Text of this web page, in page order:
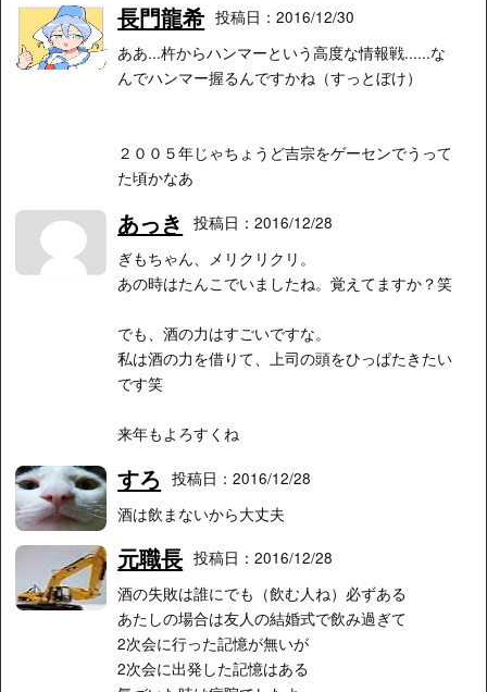
長門龍希 投稿日：2016/12/30
ああ...杵からハンマーという高度な情報戦......な
んでハンマー握るんですかね（すっとぼけ）
２００５年じゃちょうど吉宗をゲーセンでうって
た頃かなあ
あっき
投稿日：2016/12/28
ぎもちゃん、メリクリクリ。
あの時はたんこでいましたね。覚えてますか？笑
でも、酒の力はすごいですな。
私は酒の力を借りて、上司の頭をひっぱたきたい
です笑
来年もよろすくね
すろ
投稿日：2016/12/28
酒は飲まないから大丈夫
元職長 投稿日：2016/12/28
酒の失敗は誰にでも（飲む人ね）必ずある
あたしの場合は友人の結婚式で飲み過ぎて
2次会に行った記憶が無いが
2次会に出発した記憶はある